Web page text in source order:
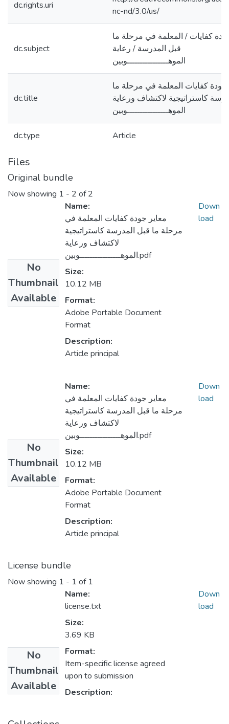
dc.rights.uri
nc-nd/3.0/us/
dc.subject
كفايات / المعلمة في مرحلة ما
قبل المدرسة / رعاية
الموهــــــــــــــــوبين
dc.title
جودة كفايات المعلمة في مرحلة ما
كاستراتيجية لاكتشاف ورعاية
الموهــــــــــــــــوبين
dc.type Article
Files
Original bundle
Now showing 1 - 2 of 2
No
Thumbnail
Available
Name:
معاير جودة كفايات المعلمة في
مرحلة ما قبل المدرسة كاستراتيجية
لاكتشاف ورعاية
الموهــــــــــــــــوبين.pdf
Size:
10.12 MB
Format:
Adobe Portable Document
Format
Description:
Article principal
Down
load
No
Thumbnail
Available
Name:
معاير جودة كفايات المعلمة في
مرحلة ما قبل المدرسة كاستراتيجية
لاكتشاف ورعاية
الموهــــــــــــــــوبين.pdf
Size:
10.12 MB
Format:
Adobe Portable Document
Format
Description:
Article principal
Down
load
License bundle
Now showing 1 - 1 of 1
No
Thumbnail
Available
Name:
license.txt
Size:
3.69 KB
Format:
Item-specific license agreed
upon to submission
Description:
Down
load